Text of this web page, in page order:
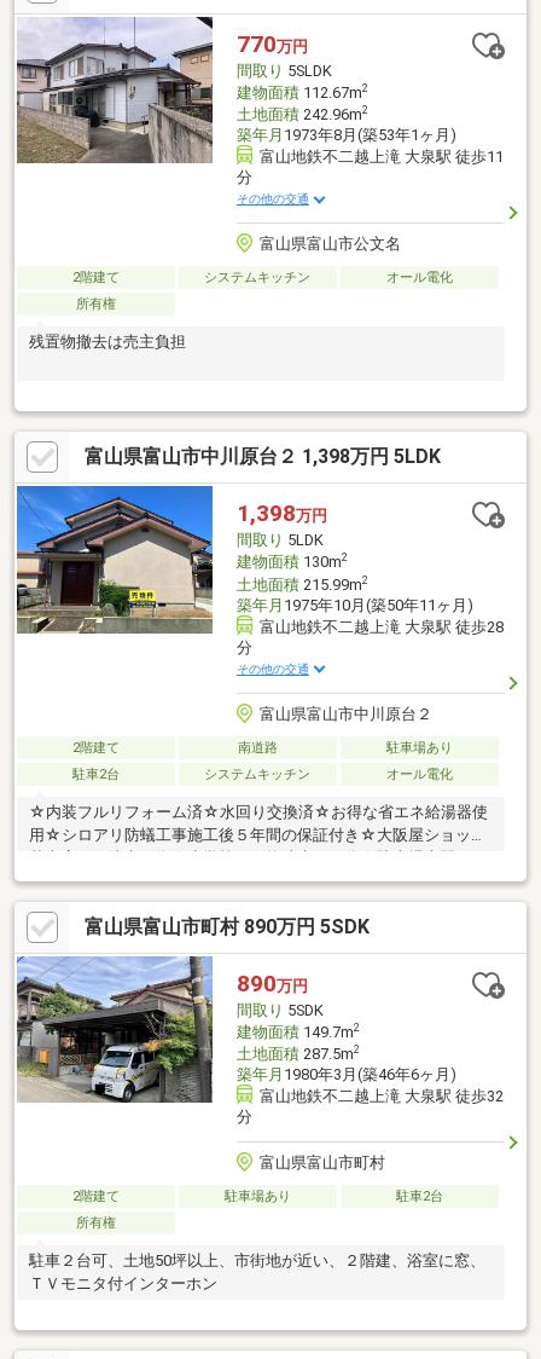
770万円
間取り 5SLDK
建物面積112.67m2
土地面積242.96m2
築年月 1973年8月(築53年1ヶ月)
富山地鉄不二越上滝 大泉駅 徒歩11
分
その他の交通
富山県富山市公文名
2階建て システムキッチン
オール電化
所有権
残置物撤去は売主負担
富山県富山市中川原台２ 1,398万円 5LDK
1,398万円
間取り 5LDK
建物面積130m2
土地面積215.99m2
築年月 1975年10月(築50年11ヶ月)
富山地鉄不二越上滝 大泉駅 徒歩28
分
その他の交通
富山県富山市中川原台２
2階建て 南道路
駐車場あり
駐車2台
システムキッチン オール電化
☆内装フルリフォーム済☆水回り交換済☆お得な省エネ給湯器使
用☆シロアリ防蟻工事施工後５年間の保証付き☆大阪屋ショップ
クリート工事完了
富山県富山市町村 890万円 5SDK
890万円
間取り 5SDK
建物面積149.7m2
土地面積287.5m2
築年月 1980年3月(築46年6ヶ月)
富山地鉄不二越上滝 大泉駅 徒歩32
分
富山県富山市町村
2階建て 駐車場あり
駐車2台
所有権
駐車２台可、土地50坪以上、市街地が近い、２階建、浴室に窓、
ＴＶモニタ付インターホン